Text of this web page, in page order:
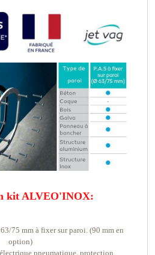
kit ALVEO'INOX:
75 mm à fixer sur paroi. (90 mm en
option)
pneumatique, protection